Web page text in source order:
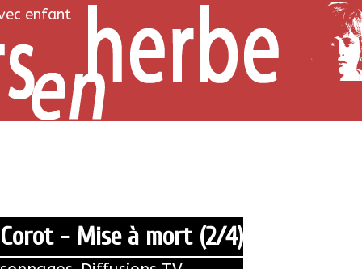
enfant
- Mise à mort (2/4)